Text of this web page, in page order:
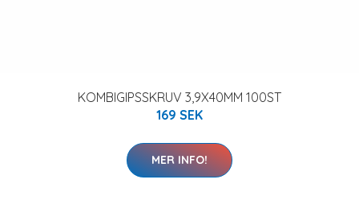
KOMBIGIPSSKRUV 3,9X40MM 100ST
169 SEK
MER INFO!